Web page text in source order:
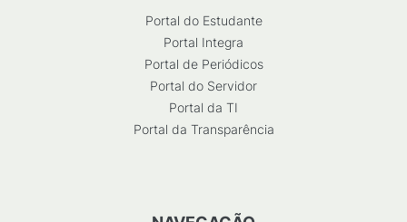
Portal do Estudante
Portal Integra
Portal de Periódicos
Portal do Servidor
Portal da TI
Portal da Transparência